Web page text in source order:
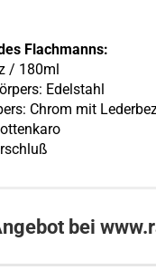
Flachmanns:
/ 180ml
Edelstahl
Chrom mit
bei